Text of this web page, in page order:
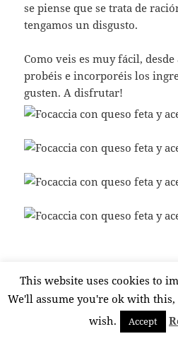
se piense que se trata de
tengamos un disgusto.
Como veis es muy fácil,
probéis e incorporéis los
gusten. A disfrutar!
Publicado
el
17 junio, 2018 Categorías
ENTRANTES,
de queso feta con aceitunas negras,
con aceitunas negras
recetas con queso
This website uses cookies to
We'll assume you're ok with
wish.
Accept